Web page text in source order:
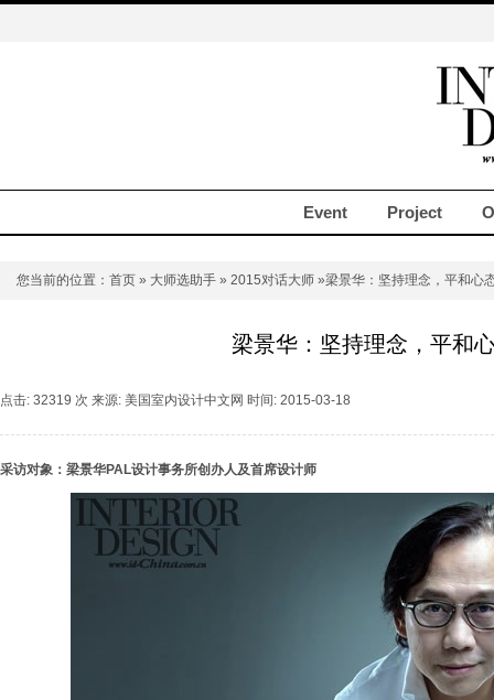
Event Project
您当前的位置： 首页 » 大师选助手 » 2015对话大师 »梁景华：坚持理念，平和心
梁景华：坚持理念，平和
点击: 32319 次 来源: 美国室内设计中文网 时间: 2015-03-18
采访对象：梁景华PAL设计事务所创办人及首席设计师